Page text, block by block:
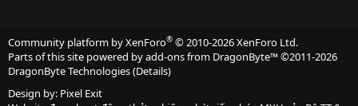
Community platform by XenForo® © 2010-2026 XenForo Ltd.
Parts of this site powered byadd-ons from DragonByte™©2011-2026
DragonByte Technologies(Details)
Design by: Pixel Exit